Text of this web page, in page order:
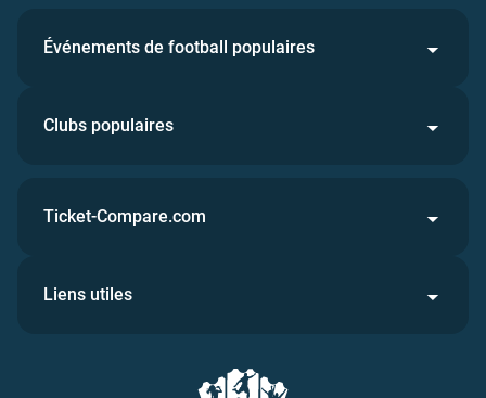
Événements de football populaires
Clubs populaires
Ticket-Compare.com
Liens utiles